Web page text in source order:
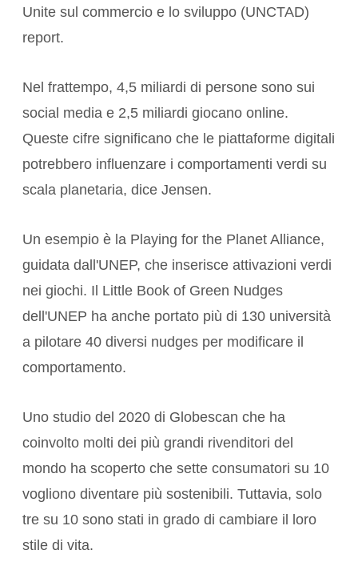
Unite sul commercio e lo sviluppo (UNCTAD)
report.
Nel frattempo, 4,5 miliardi di persone sono sui
social media e 2,5 miliardi giocano online.
Queste cifre significano che le piattaforme digitali
potrebbero influenzare i comportamenti verdi su
scala planetaria, dice Jensen.
Un esempio è la Playing for the Planet Alliance,
guidata dall'UNEP, che inserisce attivazioni verdi
nei giochi. Il Little Book of Green Nudges
dell'UNEP ha anche portato più di 130 università
a pilotare 40 diversi nudges per modificare il
comportamento.
Uno studio del 2020 di Globescan che ha
coinvolto molti dei più grandi rivenditori del
mondo ha scoperto che sette consumatori su 10
vogliono diventare più sostenibili. Tuttavia, solo
tre su 10 sono stati in grado di cambiare il loro
stile di vita.